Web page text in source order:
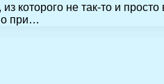
которого не так-то и
при…